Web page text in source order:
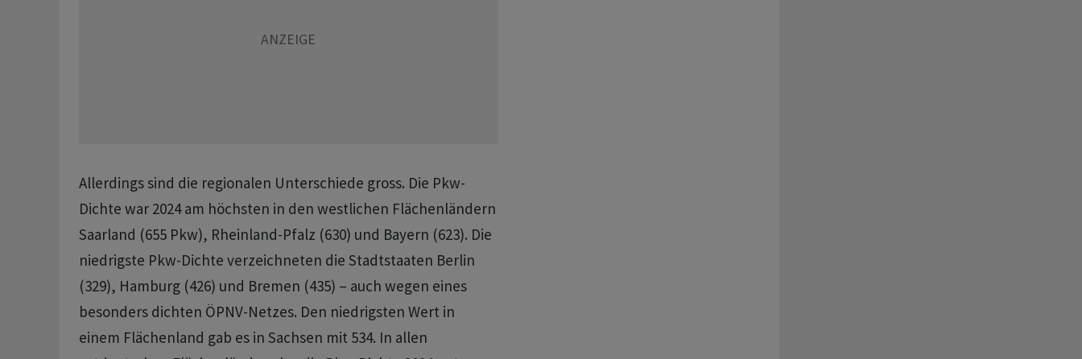
Allerdings sind die regionalen Unterschiede gross. Die Pkw-
Dichte war 2024 am höchsten in den westlichen Flächenländern
Saarland (655 Pkw), Rheinland-Pfalz (630) und Bayern (623). Die
niedrigste Pkw-Dichte verzeichneten die Stadtstaaten Berlin
(329), Hamburg (426) und Bremen (435) – auch wegen eines
besonders dichten ÖPNV-Netzes. Den niedrigsten Wert in
einem Flächenland gab es in Sachsen mit 534. In allen